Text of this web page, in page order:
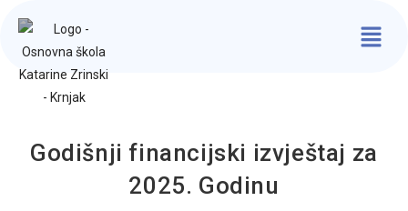
Godišnji financijski izvještaj za
2025. Godinu